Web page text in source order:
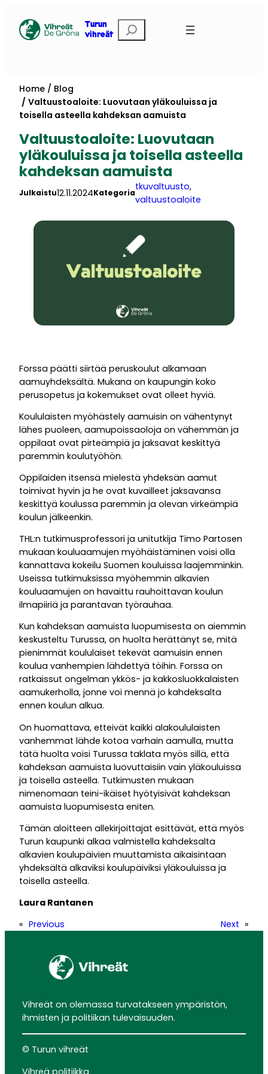
content
Turun
vihreät
Etsi
Home
Blog
Valtuustoaloite: Luovutaan yläkouluissa ja
toisella asteella kahdeksan aamuista
Valtuustoaloite: Luovutaan
yläkouluissa ja toisella asteella
kahdeksan aamuista
Julkaistu12.11.2024Kategoria
tkuvaltuusto
valtuustoaloite
Forssa päätti siirtää peruskoulut alkamaan
aamuyhdeksältä. Mukana on kaupungin koko
perusopetus ja kokemukset ovat olleet hyviä.
Koululaisten myöhästely aamuisin on vähentynyt
lähes puoleen, aamupoissaoloja on vähemmän ja
oppilaat ovat pirteämpiä ja jaksavat keskittyä
paremmin koulutyöhön.
Oppilaiden itsensä mielestä yhdeksän aamut
toimivat hyvin ja he ovat kuvailleet jaksavansa
keskittyä koulussa paremmin ja olevan virkeämpiä
koulun jälkeenkin.
THL:n tutkimusprofessori ja unitutkija Timo Partosen
mukaan kouluaamujen myöhäistäminen voisi olla
kannattava kokeilu Suomen kouluissa laajemminkin.
Useissa tutkimuksissa myöhemmin alkavien
kouluaamujen on havaittu rauhoittavan koulun
ilmapiiriä ja parantavan työrauhaa.
Kun kahdeksan aamuista luopumisesta on aiemmin
keskusteltu Turussa, on huolta herättänyt se, mitä
pienimmät koululaiset tekevät aamuisin ennen
koulua vanhempien lähdettyä töihin. Forssa on
ratkaissut ongelman ykkös- ja kakkosluokkalaisten
aamukerholla, jonne voi mennä jo kahdeksalta
ennen koulun alkua.
On huomattava, etteivät kaikki alakoululaisten
vanhemmat lähde kotoa varhain aamulla, mutta
tätä huolta voisi Turussa taklata myös sillä, että
kahdeksan aamuista luovuttaisiin vain yläkouluissa
ja toisella asteella. Tutkimusten mukaan
nimenomaan teini-ikäiset hyötyisivät kahdeksan
aamuista luopumisesta eniten.
Tämän aloitteen allekirjoittajat esittävät, että myös
Turun kaupunki alkaa valmistella kahdeksalta
alkavien koulupäivien muuttamista aikaisintaan
yhdeksältä alkaviksi koulupäiviksi yläkouluissa ja
toisella asteella.
Laura Rantanen
« Previous Next »
Vihreät on olemassa turvatakseen ympäristön,
ihmisten ja politiikan tulevaisuuden.
© Turun vihreät
Vihreä politiikka